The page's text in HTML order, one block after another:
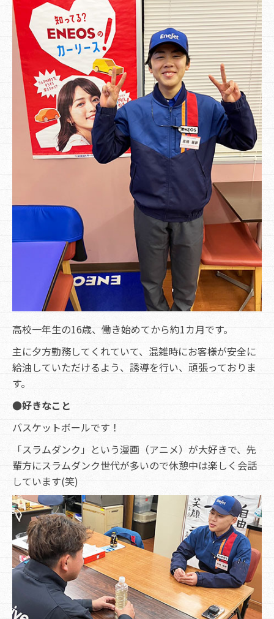
高校一年生の16歳、働き始めてから約1カ月です。
主に夕方勤務してくれていて、混雑時にお客様が安全に
給油していただけるよう、誘導を行い、頑張っておりま
す。
●好きなこと
バスケットボールです！
「スラムダンク」という漫画（アニメ）が大好きで、先
輩方にスラムダンク世代が多いので休憩中は楽しく会話
しています(笑)